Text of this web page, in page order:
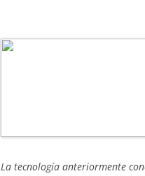
La tecnología anteriormente